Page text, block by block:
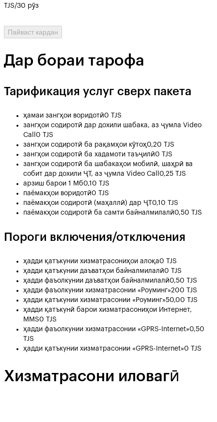
TJS/30 рӯз
Пайваст кардан
Дар бораи тарофа
Тарификация услуг сверх пакета
ҳамаи зангҳои воридотӣ0 TJS
зангҳои содиротӣ дар дохили шабака, аз ҷумла Video
Call 0 TJS
зангҳои содиротӣ ба рақамҳои кӯтоҳ0,20 TJS
зангҳои содиротӣ ба хадамоти таъҷилӣ0 TJS
зангҳои содиротӣ ба шабакаҳои мобилӣ, шаҳрӣ ва
собит дар дохили ҶТ, аз ҷумла Video Call 0,25 TJS
арзиш барои 1 Мб0,10 TJS
паёмакҳои воридотӣ0 TJS
паёмакҳои содиротӣ (маҳаллӣ) дар ҶТ 0,10 TJS
паёмакҳои содиротӣ ба самти байналмилалӣ0,50 TJS
Пороги включения/отключения
ҳадди қатъкунии хизматрасониҳои алоқа0 TJS
ҳадди қатъкунии даъватҳои байналмилалӣ0 TJS
ҳадди фаъолкунии даъватҳои байналмилалӣ0,50 TJS
ҳадди фаъолкунии хизматрасонии «Роуминг»200 TJS
ҳадди қатъкунии хизматрасонии «Роуминг»50,00 TJS
ҳадди қатъкунӣ барои хизматрасониҳои Интернет,
MMS0 TJS
ҳадди фаъолкунии хизматрасонии «GPRS-Internet»0,50
TJS
ҳадди қатъкунии хизматрасонии «GPRS-Internet»0 TJS
Хизматрасони иловагӣ